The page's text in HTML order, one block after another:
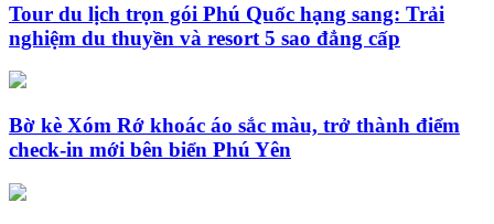
Tour du lịch trọn gói Phú Quốc hạng sang: Trải
nghiệm du thuyền và resort 5 sao đẳng cấp
Bờ kè Xóm Rớ khoác áo sắc màu, trở thành điểm
check-in mới bên biển Phú Yên